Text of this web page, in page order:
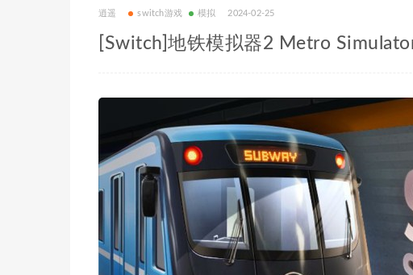
逍遥 switch游戏 模拟 2024-02-25
[Switch]地铁模拟器2 Metro